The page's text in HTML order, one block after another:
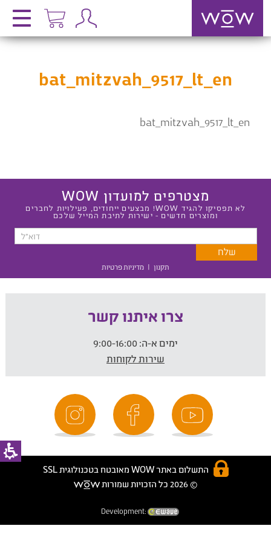
bat_mitzvah_9517_lt_en
bat_mitzvah_9517_lt_en
מצטרפים למועדון WOW
לא תפסיקו להגיד WOW! מבצעים ייחודים, פעילויות לחברים
ומוצרים חדשים - ישירות לתיבת המייל שלכם
תקנון | מדיניות פרטיות
צרו איתנו קשר
ימים א-ה:
שירות לקוחות
התשלום באתר WOW מאובטח בטכנולוגית SSL
© 2026 כל הזכויות שמורות
Development: